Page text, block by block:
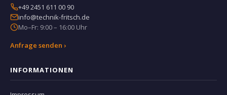
+49 2451 611 00 90
info@technik-fritsch.de
Mo–Fr: 9:00 – 16:00 Uhr
Anfrage senden ›
INFORMATIONEN